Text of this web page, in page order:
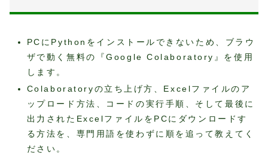
PCにPythonをインストールできないため、ブラウ
ザで動く無料の『Google Colaboratory』を使用
します。
Colaboratoryの立ち上げ方、Excelファイルのア
ップロード方法、コードの実行手順、そして最後に
出力されたExcelファイルをPCにダウンロードす
る方法を、専門用語を使わずに順を追って教えてく
ださい。